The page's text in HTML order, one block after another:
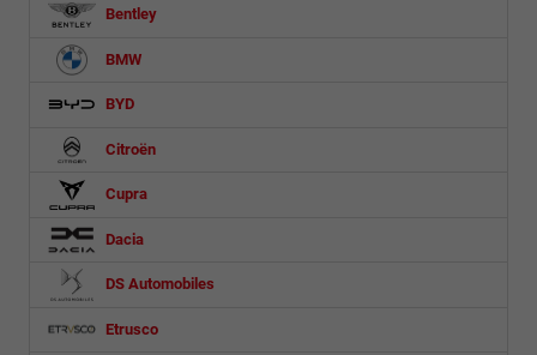
Bentley
BMW
BYD
Citroën
Cupra
Dacia
DS Automobiles
Etrusco